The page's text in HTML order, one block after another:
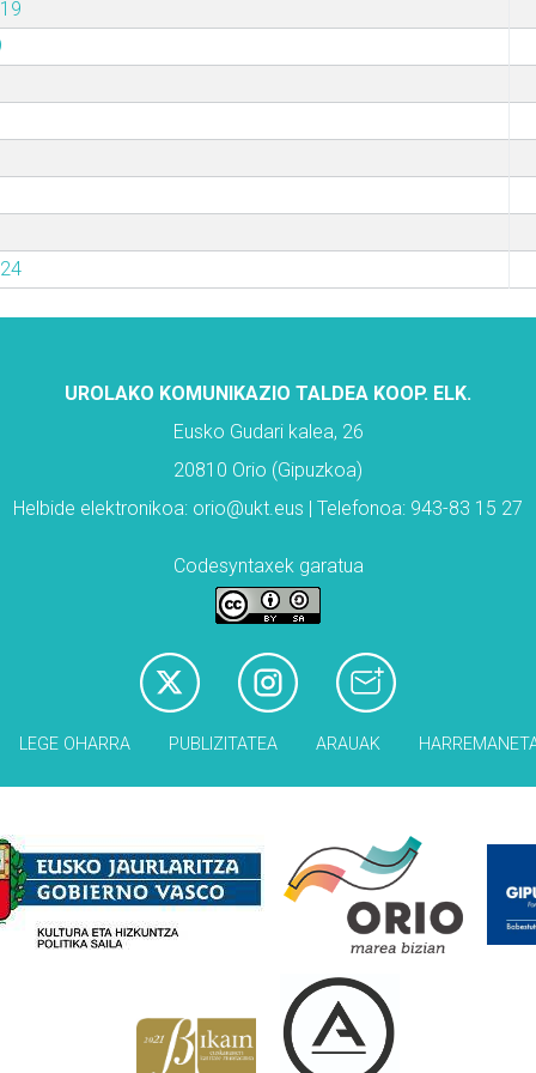
UROLAKO KOMUNIKAZIO TALDEA KOOP. ELK.
Eusko Gudari kalea, 26
20810 Orio (Gipuzkoa)
Helbide elektronikoa: orio@ukt.eus | Telefonoa: 943-83 15 27
Codesyntaxek garatua
LEGE OHARRA PUBLIZITATEA ARAUAK